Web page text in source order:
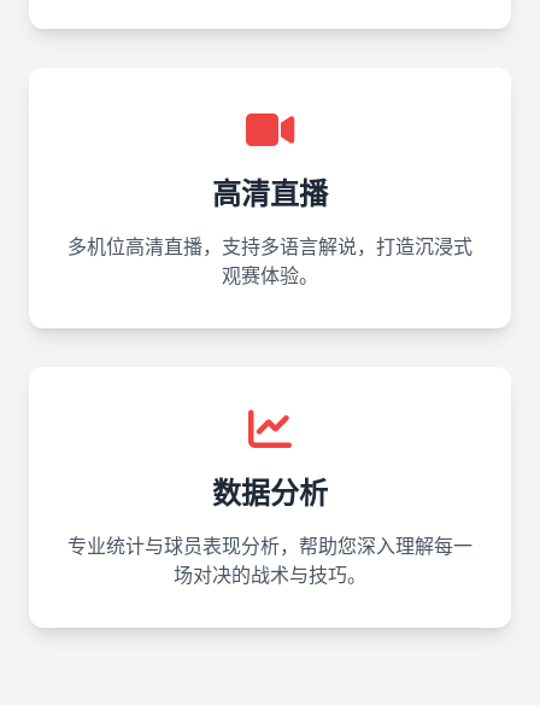
高清直播
多机位高清直播，支持多语言解说，打造沉浸式
观赛体验。
数据分析
专业统计与球员表现分析，帮助您深入理解每一
场对决的战术与技巧。